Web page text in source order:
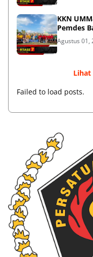
KKN
Pemdes
Agustus 01,
Lihat
Failed to load posts.